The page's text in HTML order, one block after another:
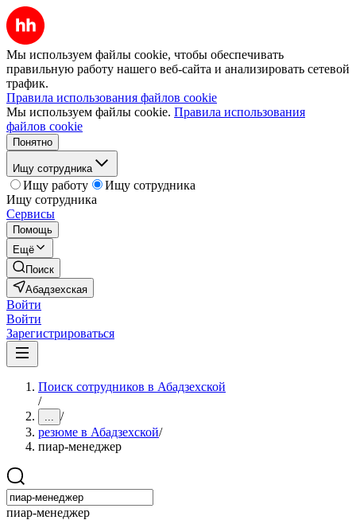
Мы используем файлы cookie, чтобы обеспечивать
правильную работу нашего веб-сайта и анализировать сетевой
трафик.
Правила использования файлов cookie
Мы используем файлы cookie. Правила использования
файлов cookie
Понятно
Ищу сотрудника
Ищу работу
Ищу сотрудника
Ищу сотрудника
Сервисы
Помощь
Ещё
Поиск
Абадзехская
Войти
Войти
Зарегистрироваться
Поиск сотрудников в Абадзехской
/
... /
резюме в Абадзехской/
пиар-менеджер
пиар-менеджер